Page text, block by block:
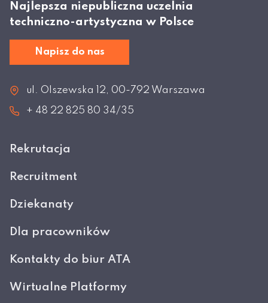
Najlepsza niepubliczna uczelnia
techniczno-artystyczna w Polsce
Napisz do nas
ul. Olszewska 12, 00-792 Warszawa
+ 48 22 825 80 34/35
Rekrutacja
Recruitment
Dziekanaty
Dla pracowników
Kontakty do biur ATA
Wirtualne Platformy